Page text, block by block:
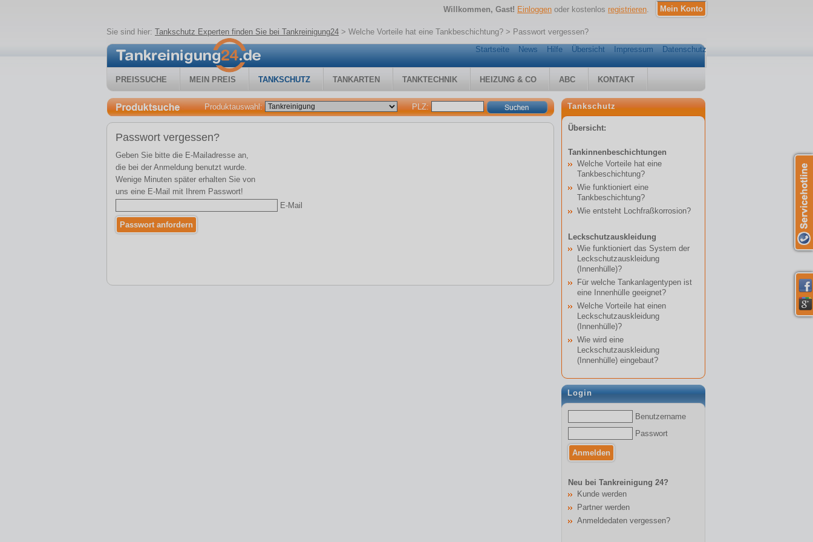
Willkommen, Gast! Einloggen oder kostenlos registrieren
Sie sind hier: Tankschutz Experten finden Sie bei Tankreinigung24 > Welche Vorteile hat eine Tankbeschichtung? > Passwort vergessen?
Startseite
News Hilfe Übersicht Impressum Datenschutz
PREISSUCHE MEIN PREIS TANKSCHUTZ TANKARTEN TANKTECHNIK HEIZUNG & CO ABC KONTAKT
Produktauswahl: PLZ:
Passwort vergessen?
Geben Sie bitte die E-Mailadresse an,
die bei der Anmeldung benutzt wurde.
Wenige Minuten später erhalten Sie von
uns eine E-Mail mit Ihrem Passwort!
E-Mail
Tankschutz
Übersicht:
Tankinnenbeschichtungen
Welche Vorteile hat eine
Tankbeschichtung?
Wie funktioniert eine
Tankbeschichtung?
Wie entsteht Lochfraßkorrosion?
Leckschutzauskleidung
Wie funktioniert das System der
Leckschutzauskleidung
(Innenhülle)?
Für welche Tankanlagentypen ist
eine Innenhülle geeignet?
Welche Vorteile hat einen
Leckschutzauskleidung
(Innenhülle)?
Wie wird eine
Leckschutzauskleidung
(Innenhülle) eingebaut?
Login
Benutzername
Passwort
Neu bei Tankreinigung 24?
Kunde werden
Partner werden
Anmeldedaten vergessen?